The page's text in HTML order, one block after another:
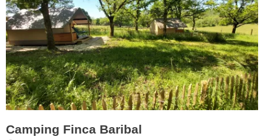
Camping Finca Baribal